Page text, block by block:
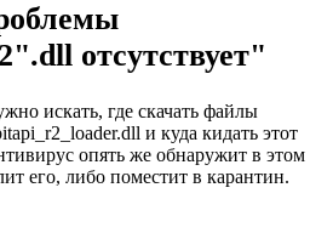
отсутствует"
искать, где скачать файлы
и куда кидать этот
опять же обнаружит в этом
его, либо поместит в карантин.